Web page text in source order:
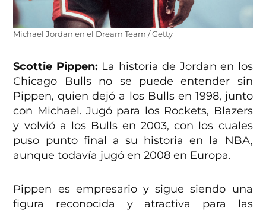
Michael Jordan en el Dream Team / Getty
Scottie Pippen: La historia de Jordan en los
Chicago Bulls no se puede entender sin
Pippen, quien dejó a los Bulls en 1998, junto
con Michael. Jugó para los Rockets, Blazers
y volvió a los Bulls en 2003, con los cuales
puso punto final a su historia en la NBA,
aunque todavía jugó en 2008 en Europa.
Pippen es empresario y sigue siendo una
figura reconocida y atractiva para las